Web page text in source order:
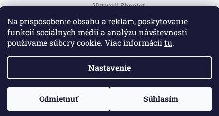
Na prispôsobenie obsahu a reklám, poskytovanie
funkcií sociálnych médií a analýzu návštevnosti
používame súbory cookie. Viac informáciítu.
Nastavenie
Odmietnuť Súhlasím
ZO ZDRAVOTNÝCH DÔVODOV BUDÚ VAŠE OBJEDNÁVKY
p
Vytvoril Shoptet
Copyright 2026HEMI Elektro. Všetky práva vyhradené.
Upraviť nastavenie cookies
Informácie pre vás
|Certifikáty| Kontakt|Obchodné
podmienky|GDPR